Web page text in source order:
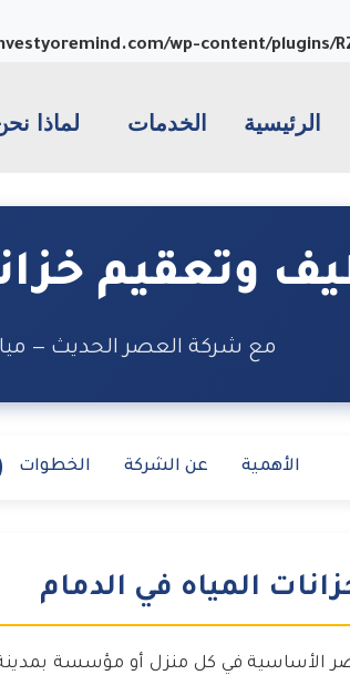
wp-content/plugins/
الرئيسية الخدمات لماذا
وتعقيم
مع شركة العصر الحديث —
الأهمية عن الشركة الخطوات
المياه في الدمام
الأساسية في كل منزل أو مؤسسة